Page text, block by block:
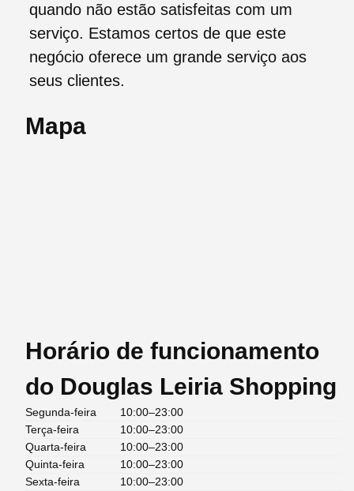
quando não estão satisfeitas com um
serviço. Estamos certos de que este
negócio oferece um grande serviço aos
seus clientes.
Mapa
Horário de funcionamento
do Douglas Leiria Shopping
Segunda-feira
10:00–23:00
Terça-feira
10:00–23:00
Quarta-feira
10:00–23:00
Quinta-feira
10:00–23:00
Sexta-feira
10:00–23:00